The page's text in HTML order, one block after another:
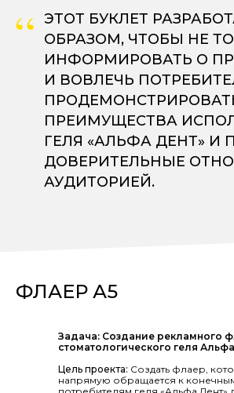
“
ЭТОТ БУКЛЕТ
ОБРАЗОМ, ЧТОБЫ НЕ
ИНФОРМИРОВАТЬ О
И ВОВЛЕЧЬ
ПРЕИМУЩЕСТВА
ГЕЛЯ «АЛЬФА ДЕНТ» И
ДОВЕРИТЕЛЬНЫЕ
АУДИТОРИЕЙ.
ФЛАЕР А5
Задача: Создание рекламного
стоматологического геля
Цель проекта: Создать флаер,
напрямую обращается к